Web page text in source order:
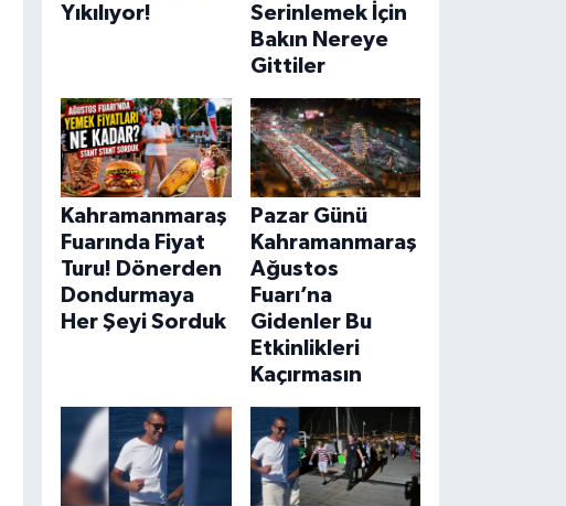
Yıkılıyor!
Serinlemek İçin
Bakın Nereye
Gittiler
Kahramanmaraş
Fuarında Fiyat
Turu! Dönerden
Dondurmaya
Her Şeyi Sorduk
Pazar Günü
Kahramanmaraş
Ağustos
Fuarı’na
Gidenler Bu
Etkinlikleri
Kaçırmasın